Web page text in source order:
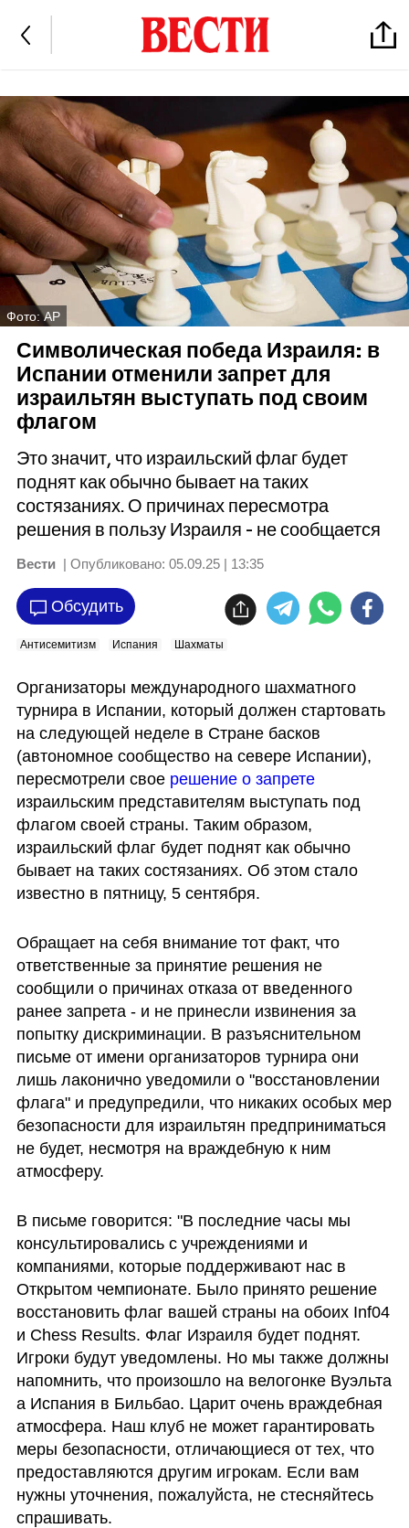
Фото: AP
Символическая победа Израиля: в
Испании отменили запрет для
израильтян выступать под своим
флагом
Это значит, что израильский флаг будет
поднят как обычно бывает на таких
состязаниях. О причинах пересмотра
решения в пользу Израиля - не сообщается
Вести | Опубликовано: 05.09.25 | 13:35
Обсудить
Антисемитизм Испания Шахматы
Организаторы международного шахматного
турнира в Испании, который должен стартовать
на следующей неделе в Стране басков
(автономное сообщество на севере Испании),
пересмотрели свое решение о запрете
израильским представителям выступать под
флагом своей страны. Таким образом,
израильский флаг будет поднят как обычно
бывает на таких состязаниях. Об этом стало
известно в пятницу, 5 сентября.
Обращает на себя внимание тот факт, что
ответственные за принятие решения не
сообщили о причинах отказа от введенного
ранее запрета - и не принесли извинения за
попытку дискриминации. В разъяснительном
письме от имени организаторов турнира они
лишь лаконично уведомили о "восстановлении
флага" и предупредили, что никаких особых мер
безопасности для израильтян предприниматься
не будет, несмотря на враждебную к ним
атмосферу.
В письме говорится: "В последние часы мы
консультировались с учреждениями и
компаниями, которые поддерживают нас в
Открытом чемпионате. Было принято решение
восстановить флаг вашей страны на обоих Inf04
и Chess Results. Флаг Израиля будет поднят.
Игроки будут уведомлены. Но мы также должны
напомнить, что произошло на велогонке Вуэльта
а Испания в Бильбао. Царит очень враждебная
атмосфера. Наш клуб не может гарантировать
меры безопасности, отличающиеся от тех, что
предоставляются другим игрокам. Если вам
нужны уточнения, пожалуйста, не стесняйтесь
спрашивать.